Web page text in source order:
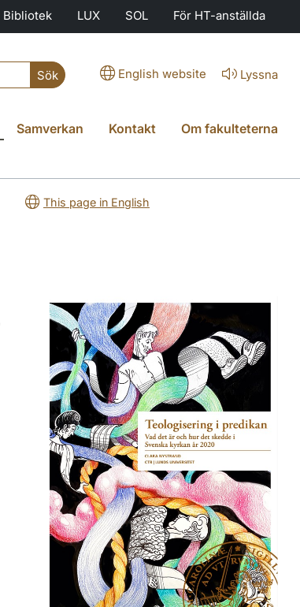
Bibliotek LUX SOL För HT-anställda
Sök English website Lyssna
Samverkan Kontakt Om fakulteterna
This page in English